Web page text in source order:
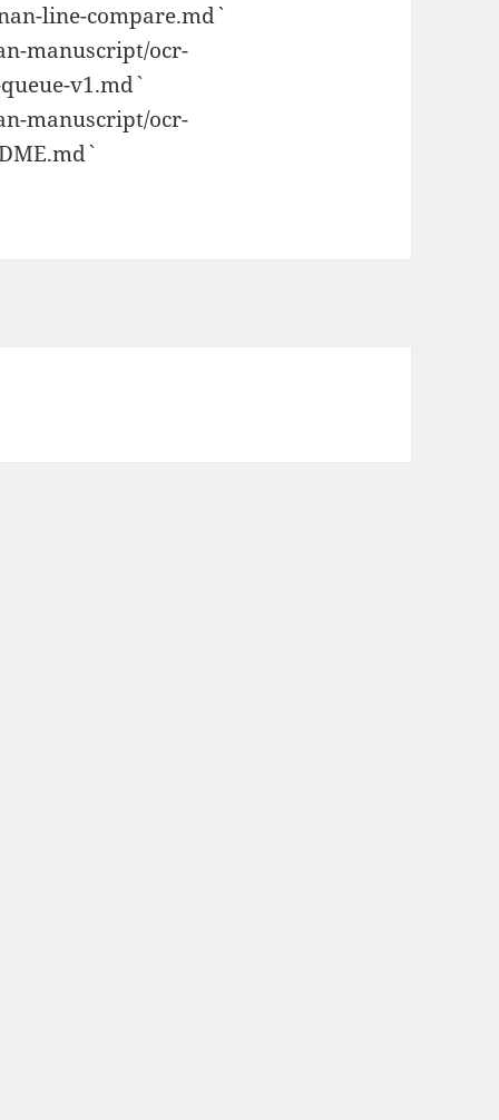
line-compare.md`
manuscript/ocr-
v1.md`
manuscript/ocr-